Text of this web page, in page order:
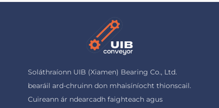
Soláthraíonn UIB (Xiamen) Bearing Co., Ltd.
bearáil ard-chruinn don mhaisíníocht thionscail.
Cuireann ár ndearcadh faighteach agus